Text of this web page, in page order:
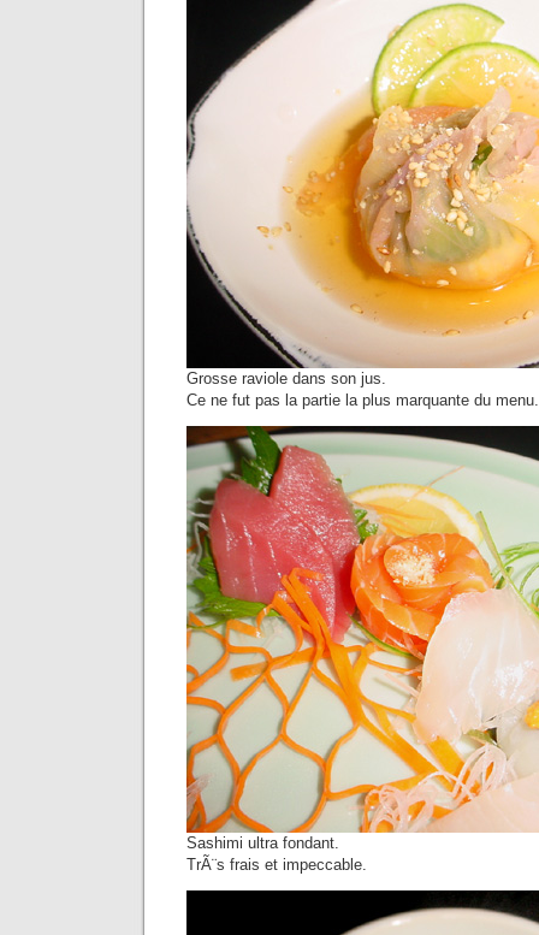
Grosse raviole dans son jus.
Ce ne fut pas la partie la plus marquante du menu.
Sashimi ultra fondant.
TrÃ¨s frais et impeccable.